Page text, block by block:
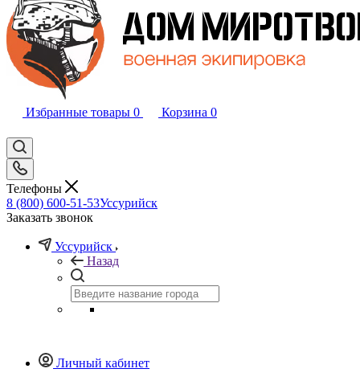
Избранные товары 0 Корзина 0
Телефоны
8 (800) 600-51-53Уссурийск
Заказать звонок
Уссурийск
Назад
Личный кабинет